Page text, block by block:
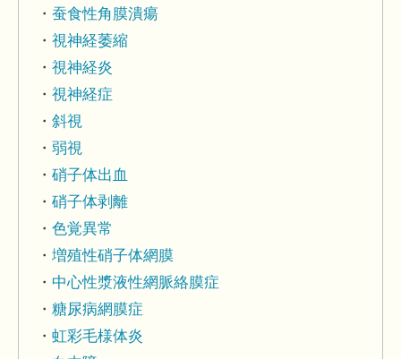
蚕食性角膜潰瘍
視神経萎縮
視神経炎
視神経症
斜視
弱視
硝子体出血
硝子体剥離
色覚異常
増殖性硝子体網膜
中心性漿液性網脈絡膜症
糖尿病網膜症
虹彩毛様体炎